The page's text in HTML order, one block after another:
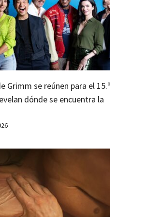
Grimm se reúnen para el 15.º
dónde se encuentra la